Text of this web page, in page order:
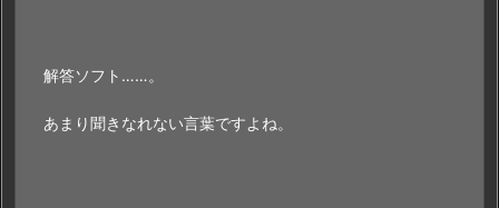
解答ソフト……。
あまり聞きなれない言葉ですよね。